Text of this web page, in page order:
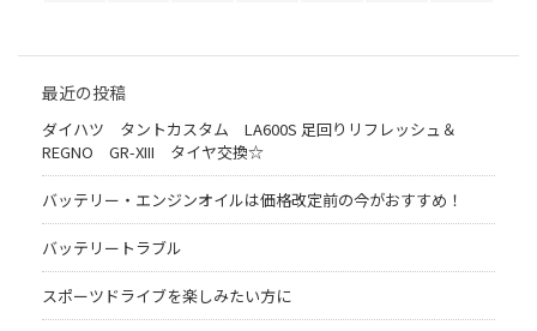
最近の投稿
ダイハツ タントカスタム LA600S 足回りリフレッシュ＆
REGNO GR-XIII タイヤ交換☆
バッテリー・エンジンオイルは価格改定前の今がおすすめ！
バッテリートラブル
スポーツドライブを楽しみたい方に